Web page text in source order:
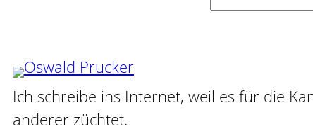
Ich schreibe ins Internet, weil es für die
anderer züchtet.